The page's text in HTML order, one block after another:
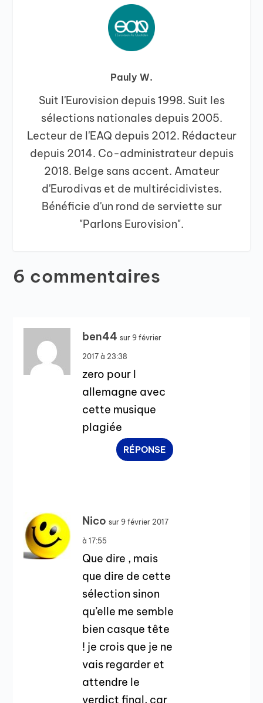
Pauly W.
Suit l'Eurovision depuis 1998. Suit les
sélections nationales depuis 2005.
Lecteur de l'EAQ depuis 2012. Rédacteur
depuis 2014. Co-administrateur depuis
2018. Belge sans accent. Amateur
d'Eurodivas et de multirécidivistes.
Bénéficie d'un rond de serviette sur
"Parlons Eurovision".
6 commentaires
ben44 sur 9 février
2017 à 23:38
zero pour l
allemagne avec
cette musique
plagiée
RÉPONSE
Nico sur 9 février 2017
à 17:55
Que dire , mais
que dire de cette
sélection sinon
qu’elle me semble
bien casque tête
! je crois que je ne
vais regarder et
attendre le
verdict final, car